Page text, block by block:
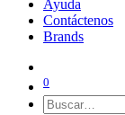
Ayuda
Contáctenos
Brands
0